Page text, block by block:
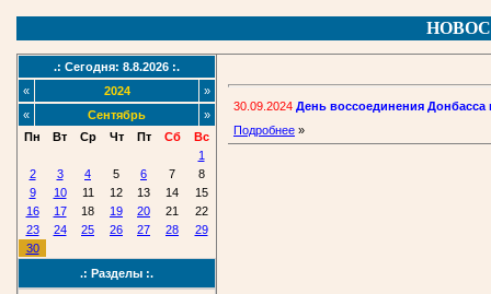
.: Сегодня: 8.8.2026 :.
«
2024
»
«
Сентябрь
»
Пн
Вт Ср Чт Пт Сб
Вс
1
2
3 4 5 6 7
8
9
10 11 12 13 14
15
16
17 18 19 20 21
22
23
24 25 26 27 28
29
30
.: Разделы :.
30.09.2024 День воссоединения
Подробнее »